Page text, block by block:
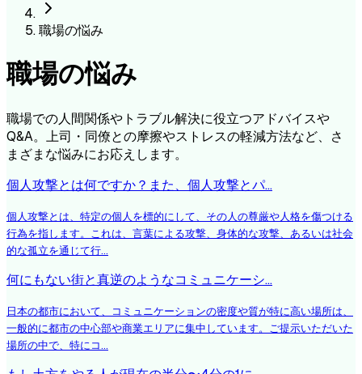
職場の悩み
職場の悩み
職場での人間関係やトラブル解決に役立つアドバイスや
Q&A。上司・同僚との摩擦やストレスの軽減方法など、さ
まざまな悩みにお応えします。
個人攻撃とは何ですか？また、個人攻撃とパ...
個人攻撃とは、特定の個人を標的にして、その人の尊厳や人格を傷つける
行為を指します。これは、言葉による攻撃、身体的な攻撃、あるいは社会
的な孤立を通じて行...
何にもない街と真逆のようなコミュニケーシ...
日本の都市において、コミュニケーションの密度や質が特に高い場所は、
一般的に都市の中心部や商業エリアに集中しています。ご提示いただいた
場所の中で、特にコ...